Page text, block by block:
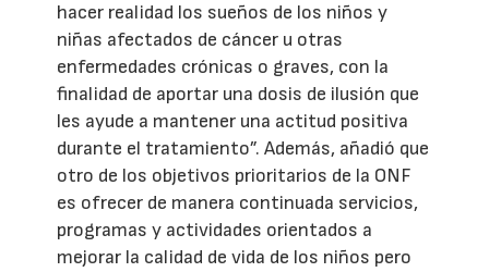
hacer realidad los sueños de los niños y
niñas afectados de cáncer u otras
enfermedades crónicas o graves, con la
finalidad de aportar una dosis de ilusión que
les ayude a mantener una actitud positiva
durante el tratamiento”. Además, añadió que
otro de los objetivos prioritarios de la ONF
es ofrecer de manera continuada servicios,
programas y actividades orientados a
mejorar la calidad de vida de los niños pero